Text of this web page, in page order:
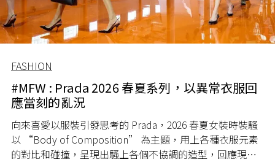
FASHION
#MFW : Prada 2026 春夏系列，以異常衣服回
應當刻的亂況
向來喜愛以服裝引發思考的 Prada，2026 春夏女裝時裝騷
以 “Body of Composition” 為主題，用上各種衣服元素
的對比和碰撞，呈現出騷上各個不協調的造型，回應現今